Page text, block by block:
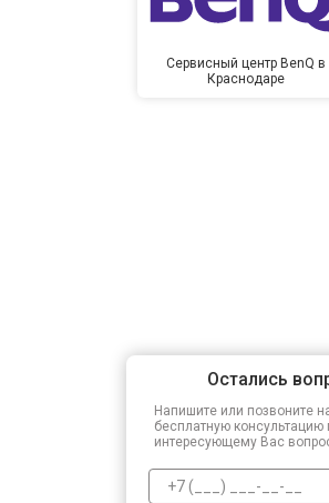
Сервисный центр BenQ в
Краснодаре
Остались
Напишите или позвоните
бесплатную консультацию
интересующему Вас